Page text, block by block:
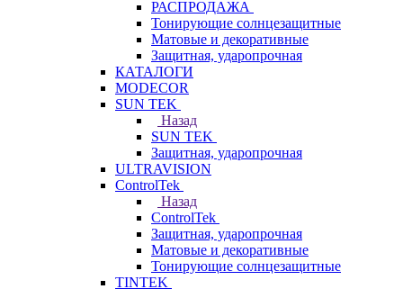
РАСПРОДАЖА
Тонирующие солнцезащитные
Матовые и декоративные
Защитная, ударопрочная
КАТАЛОГИ
MODECOR
SUN TEK
Назад
SUN TEK
Защитная, ударопрочная
ULTRAVISION
ControlTek
Назад
ControlTek
Защитная, ударопрочная
Матовые и декоративные
Тонирующие солнцезащитные
TINTEK